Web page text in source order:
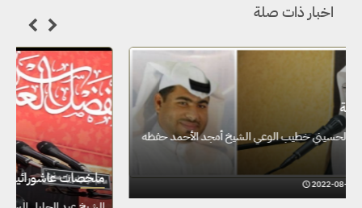
اخبار ذات صلة
ختام إحياء المجلس الحسيني خطيب الوعي الشيخ أمجد الأحمد حفظه
الله
9478